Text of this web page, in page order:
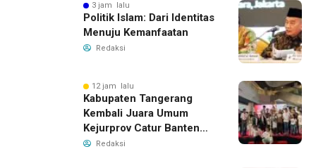
3 jam lalu
Politik Islam: Dari Identitas
Menuju Kemanfaatan
Redaksi
12 jam lalu
Kabupaten Tangerang
Kembali Juara Umum
Kejurprov Catur Banten
2026, Raih 24 Medali
Redaksi